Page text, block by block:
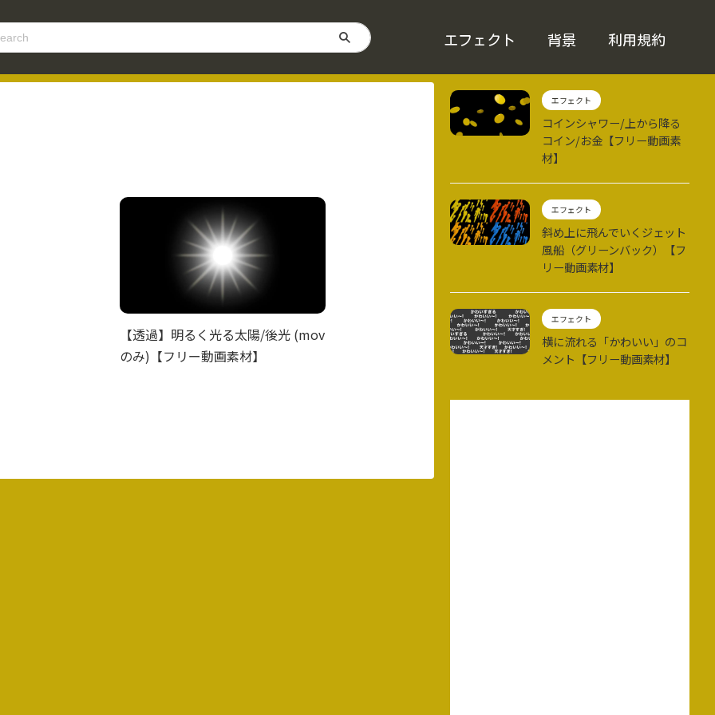
エフェクト 背景 利用規約
【透過】明るく光る太陽/後光 (mov
のみ)【フリー動画素材】
エフェクト
コインシャワー/上から降る
コイン/お金【フリー動画素
材】
エフェクト
斜め上に飛んでいくジェット
風船（グリーンバック）【フ
リー動画素材】
エフェクト
横に流れる「かわいい」のコ
メント【フリー動画素材】